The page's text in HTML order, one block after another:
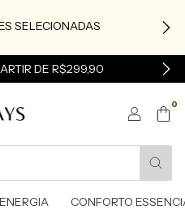
SELECIONADAS
DE R$299,90
0
CONFORTO